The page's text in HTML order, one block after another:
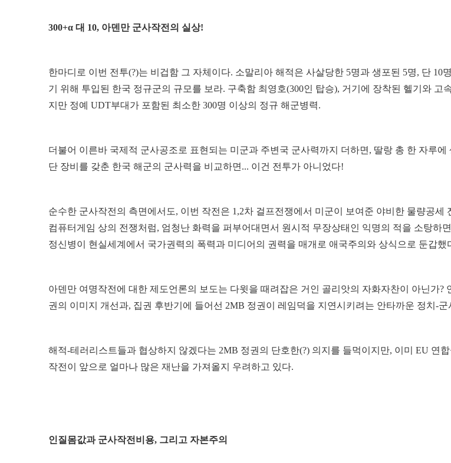
300+α 대 10, 아덴만 군사작전의 실상!
한마디로 이번 전투(?)는 비겁함 그 자체이다. 소말리아 해적은 사살당한 5명과 생포된 5명, 단 10
기 위해 투입된 한국 정규군의 규모를 보라. 구축함 최영호(300인 탑승), 거기에 장착된 헬기와 고
지만 정예 UDT부대가 포함된 최소한 300명 이상의 정규 해군병력.
더불어 이른바 국제적 군사공조로 표현되는 미군과 주변국 군사력까지 더하면, 딸랑 총 한 자루에
단 장비를 갖춘 한국 해군의 군사력을 비교하면... 이건 전투가 아니었다!
순수한 군사작전의 측면에서도, 이번 작전은 1,2차 걸프전쟁에서 미군이 보여준 야비한 물량공세
컴퓨터게임 상의 전쟁처럼, 엄청난 화력을 퍼부어대면서 원시적 무장상태인 익명의 적을 소탕하
정신병이 현실세계에서 국가권력의 폭력과 미디어의 권력을 매개로 애국주의와 상식으로 둔갑했
아덴만 여명작전에 대한 제도언론의 보도는 다윗을 때려잡은 거인 골리앗의 자화자찬이 아닌가?
권의 이미지 개선과, 집권 후반기에 들어선 2MB 정권이 레임덕을 지연시키려는 안타까운 정치-
해적-테러리스트들과 협상하지 않겠다는 2MB 정권의 단호한(?) 의지를 들먹이지만, 이미 EU 연
작전이 앞으로 얼마나 많은 재난을 가져올지 우려하고 있다.
인질몸값과 군사작전비용, 그리고 자본주의